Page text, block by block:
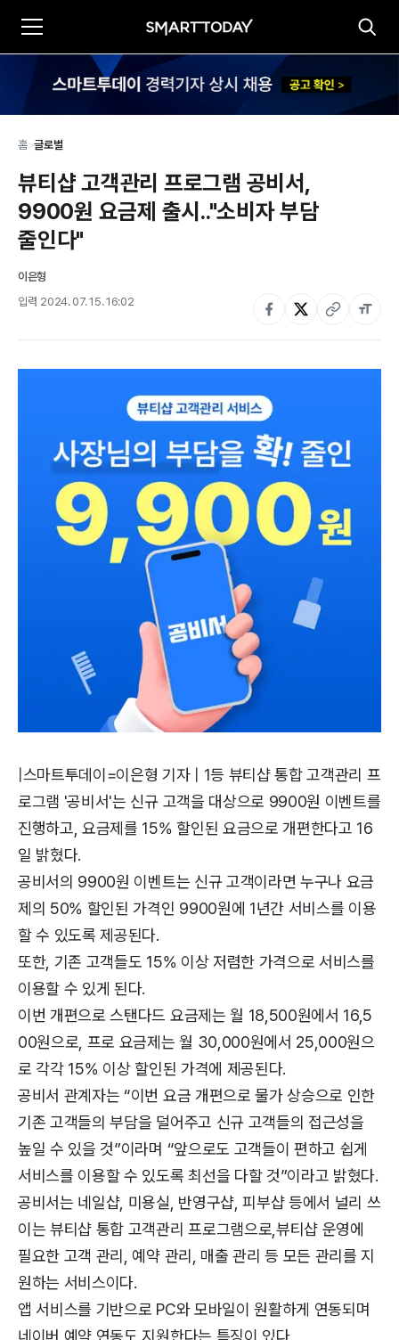
홈>글로벌
뷰티샵 고객관리 프로그램 공비서,
9900원 요금제 출시.."소비자 부담
줄인다"
이은형
입력 2024. 07. 15. 16:02
|스마트투데이=이은형 기자 | 1등 뷰티샵 통합 고객관리 프
로그램 '공비서'는 신규 고객을 대상으로 9900원 이벤트를
진행하고, 요금제를 15% 할인된 요금으로 개편한다고 16
일 밝혔다.
공비서의 9900원 이벤트는 신규 고객이라면 누구나 요금
제의 50% 할인된 가격인 9900원에 1년간 서비스를 이용
할 수 있도록 제공된다.
또한, 기존 고객들도 15% 이상 저렴한 가격으로 서비스를
이용할 수 있게 된다.
이번 개편으로 스탠다드 요금제는 월 18,500원에서 16,5
00원으로, 프로 요금제는 월 30,000원에서 25,000원으
로 각각 15% 이상 할인된 가격에 제공된다.
공비서 관계자는 “이번 요금 개편으로 물가 상승으로 인한
기존 고객들의 부담을 덜어주고 신규 고객들의 접근성을
높일 수 있을 것”이라며 “앞으로도 고객들이 편하고 쉽게
서비스를 이용할 수 있도록 최선을 다할 것”이라고 밝혔다.
공비서는 네일샵, 미용실, 반영구샵, 피부샵 등에서 널리 쓰
이는 뷰티샵 통합 고객관리 프로그램으로,뷰티샵 운영에
필요한 고객 관리, 예약 관리, 매출 관리 등 모든 관리를 지
원하는 서비스이다.
앱 서비스를 기반으로 PC와 모바일이 원활하게 연동되며
네이버 예약 연동도 지원한다는 특징이 있다.